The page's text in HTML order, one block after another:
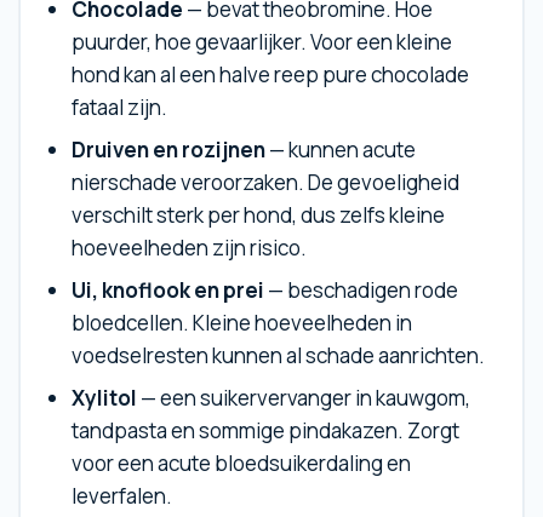
Chocolade — bevat theobromine. Hoe
puurder, hoe gevaarlijker. Voor een kleine
hond kan al een halve reep pure chocolade
fataal zijn.
Druiven en rozijnen— kunnen acute
nierschade veroorzaken. De gevoeligheid
verschilt sterk per hond, dus zelfs kleine
hoeveelheden zijn risico.
Ui, knoflook en prei — beschadigen rode
bloedcellen. Kleine hoeveelheden in
voedselresten kunnen al schade aanrichten.
Xylitol — een suikervervanger in kauwgom,
tandpasta en sommige pindakazen. Zorgt
voor een acute bloedsuikerdaling en
leverfalen.